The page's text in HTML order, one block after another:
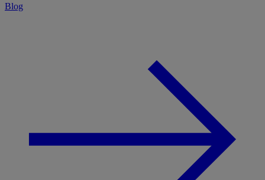
Blog